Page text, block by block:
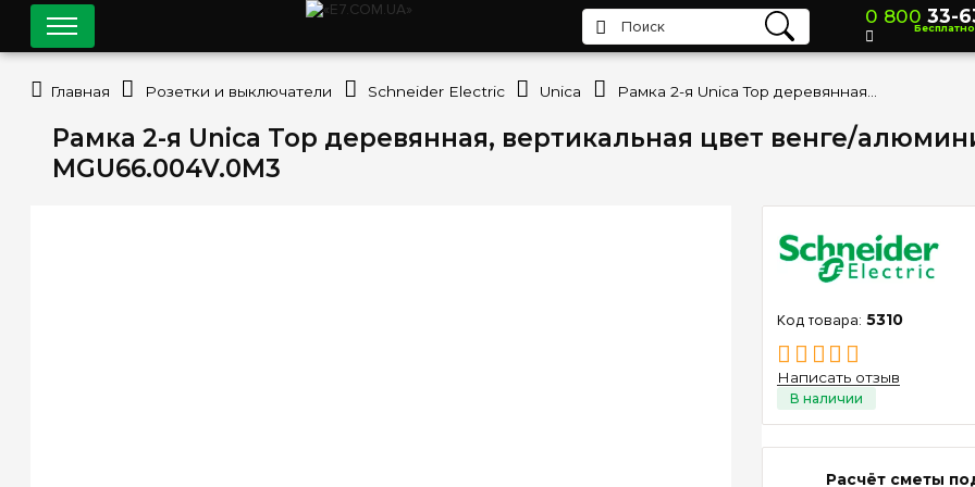
Рамка 2-я Unica Top деревянная, вертикальная цвет венге/
MGU66.004V.0M3
5310
Написать отзыв
Расчёт сметы
0 800 33-
Бесплатно
Главная Розетки и выключатели Schneider Electric Unica